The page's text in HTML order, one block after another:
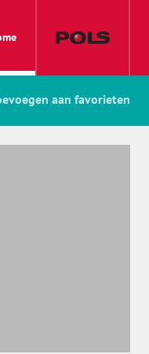
aan favorieten